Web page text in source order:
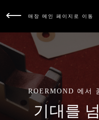
매장 메인 페이지로 이동
ROERMOND 에서
기대를